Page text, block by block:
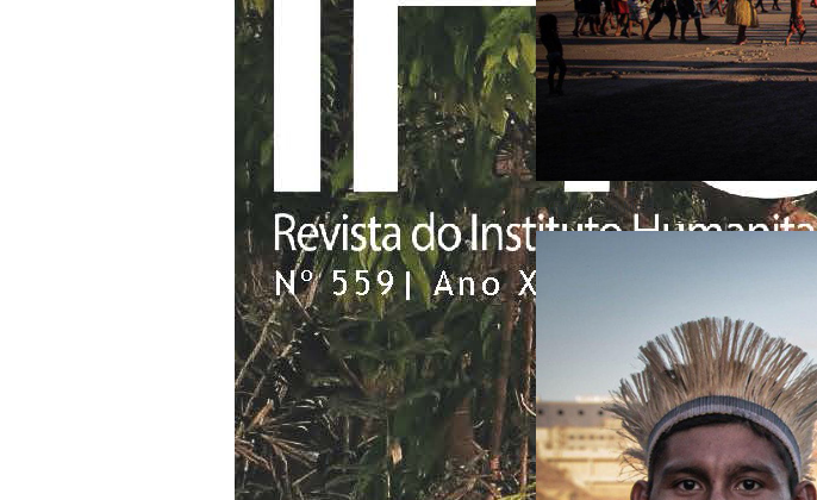
(Foto: Caio Mota)